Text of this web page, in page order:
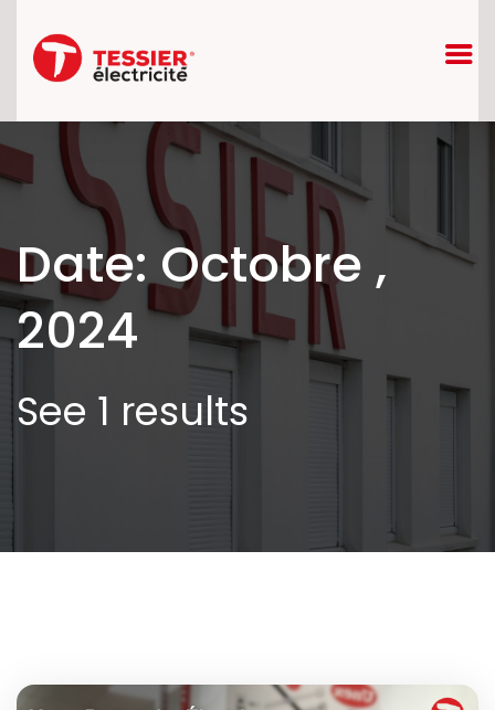
Date: Octobre ,
2024
See 1 results